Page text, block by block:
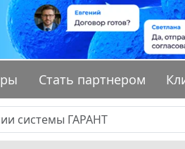
Стать партнером